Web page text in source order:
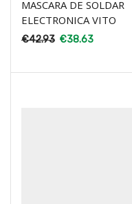
MASCARA DE SOLDAR
ELECTRONICA VITO
€42.93 €38.63